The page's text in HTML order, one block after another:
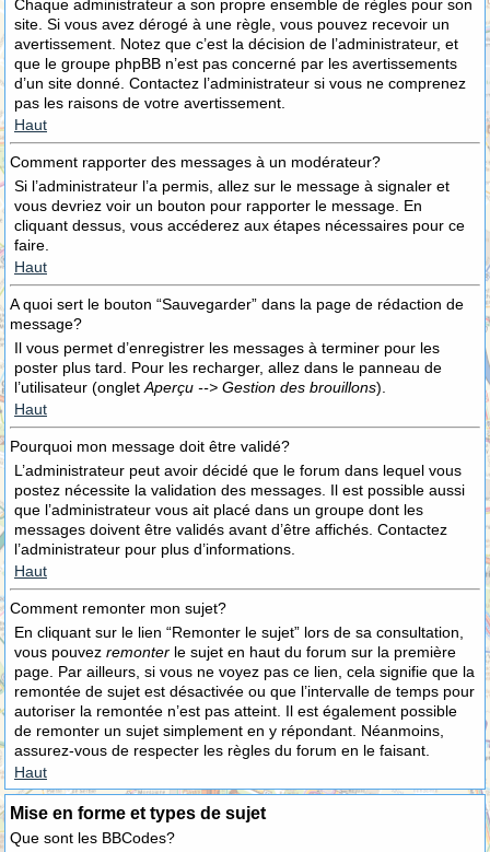
Chaque administrateur a son propre ensemble de règles pour son
site. Si vous avez dérogé à une règle, vous pouvez recevoir un
avertissement. Notez que c’est la décision de l’administrateur, et
que le groupe phpBB n’est pas concerné par les avertissements
d’un site donné. Contactez l’administrateur si vous ne comprenez
pas les raisons de votre avertissement.
Haut
Comment rapporter des messages à un modérateur?
Si l’administrateur l’a permis, allez sur le message à signaler et
vous devriez voir un bouton pour rapporter le message. En
cliquant dessus, vous accéderez aux étapes nécessaires pour ce
faire.
Haut
A quoi sert le bouton “Sauvegarder” dans la page de rédaction de
message?
Il vous permet d’enregistrer les messages à terminer pour les
poster plus tard. Pour les recharger, allez dans le panneau de
l’utilisateur (onglet Aperçu --> Gestion des brouillons).
Haut
Pourquoi mon message doit être validé?
L’administrateur peut avoir décidé que le forum dans lequel vous
postez nécessite la validation des messages. Il est possible aussi
que l’administrateur vous ait placé dans un groupe dont les
messages doivent être validés avant d’être affichés. Contactez
l’administrateur pour plus d’informations.
Haut
Comment remonter mon sujet?
En cliquant sur le lien “Remonter le sujet” lors de sa consultation,
vous pouvez remonter le sujet en haut du forum sur la première
page. Par ailleurs, si vous ne voyez pas ce lien, cela signifie que la
remontée de sujet est désactivée ou que l’intervalle de temps pour
autoriser la remontée n’est pas atteint. Il est également possible
de remonter un sujet simplement en y répondant. Néanmoins,
assurez-vous de respecter les règles du forum en le faisant.
Haut
Mise en forme et types de sujet
Que sont les BBCodes?